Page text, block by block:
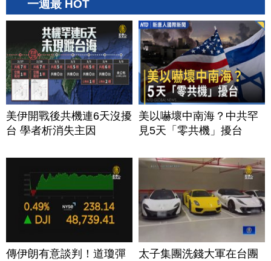
一週最 HOT
美伊開戰後共機連6天沒擾
台 學者析消失主因
美以嚇壞中南海？中共罕
見5天「零共機」擾台
傳伊朗有意談判！道瓊彈
太子集團洗錢大軍在台團